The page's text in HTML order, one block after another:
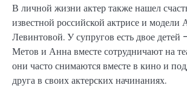
В личной жизни актер также нашел
известной российской актрисе и модели
Левинтовой. У супругов есть двое
Метов и Анна вместе сотрудничают на
они часто снимаются вместе в кино и
друга в своих актерских начинаниях.